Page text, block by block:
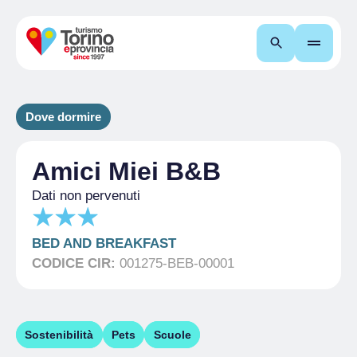
Cerca
Dove dormire
Amici Miei B&B
Dati non pervenuti
BED AND BREAKFAST
CODICE CIR: 001275-BEB-00001
Sostenibilità Pets Scuole